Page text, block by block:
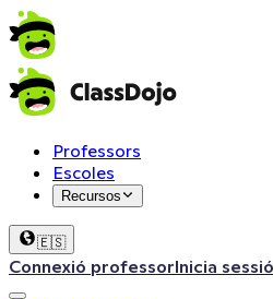
Professors
Escoles
Recursos
🇪🇸
Connexió professorInicia